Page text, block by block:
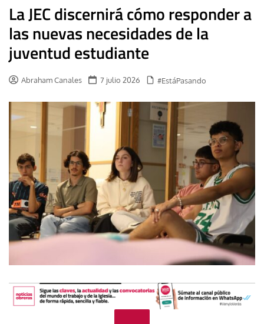
La JEC discernirá cómo responder a
las nuevas necesidades de la
juventud estudiante
Abraham Canales 7 julio 2026 #EstáPasando